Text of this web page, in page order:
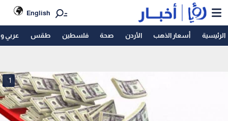
English
الرئيسية أسعار الذهب الأردن صحة فلسطين طقس عربي
1